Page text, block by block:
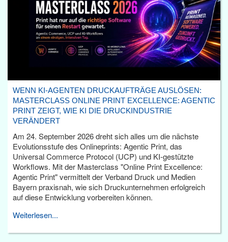
WENN KI-AGENTEN DRUCKAUFTRÄGE AUSLÖSEN:
MASTERCLASS ONLINE PRINT EXCELLENCE: AGENTIC
PRINT ZEIGT, WIE KI DIE DRUCKINDUSTRIE
VERÄNDERT
Am 24. September 2026 dreht sich alles um die nächste
Evolutionsstufe des Onlineprints: Agentic Print, das
Universal Commerce Protocol (UCP) und KI-gestützte
Workflows. Mit der Masterclass "Online Print Excellence:
Agentic Print" vermittelt der Verband Druck und Medien
Bayern praxisnah, wie sich Druckunternehmen erfolgreich
auf diese Entwicklung vorbereiten können.
Weiterlesen...